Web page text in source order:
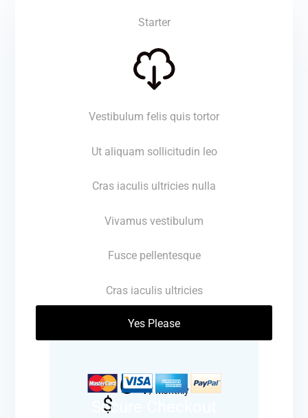
Starter
$
64/Monthly
Vestibulum felis quis tortor
Ut aliquam sollicitudin leo
Cras iaculis ultricies nulla
Vivamus vestibulum
Fusce pellentesque
Cras iaculis ultricies
Yes Please
Secure Checkout